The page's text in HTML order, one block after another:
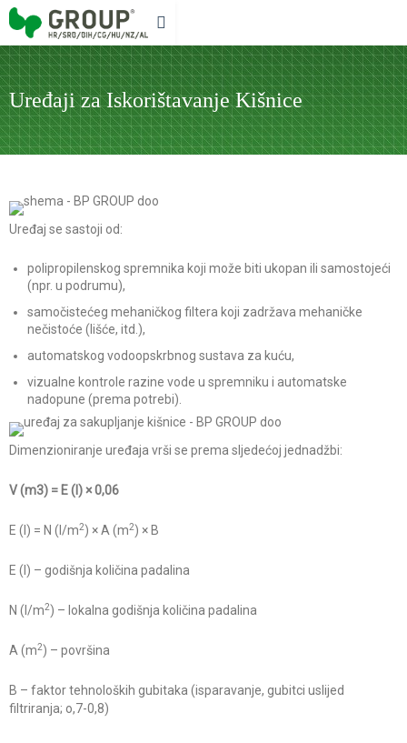
Uređaji za Iskorištavanje Kišnice
Uređaj se sastoji od:
polipropilenskog spremnika koji može biti ukopan ili samostojeći
(npr. u podrumu),
samočistećeg mehaničkog filtera koji zadržava mehaničke
nečistoće (lišće, itd.),
automatskog vodoopskrbnog sustava za kuću,
vizualne kontrole razine vode u spremniku i automatske
nadopune (prema potrebi).
Dimenzioniranje uređaja vrši se prema sljedećoj jednadžbi:
V (m3) = E (l) × 0,06
E (l) = N (l/m2) × A (m2) × B
E (l) – godišnja količina padalina
N (l/m2) – lokalna godišnja količina padalina
A (m2) – površina
B – faktor tehnoloških gubitaka (isparavanje, gubitci uslijed
filtriranja; o,7-0,8)